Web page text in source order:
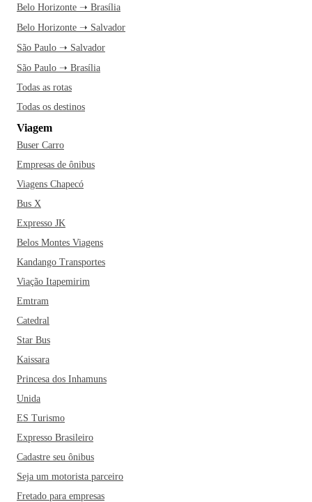
Belo Horizonte ➝ Brasília
Belo Horizonte ➝ Salvador
São Paulo ➝ Salvador
São Paulo ➝ Brasília
Todas as rotas
Todas os destinos
Viagem
Buser Carro
Empresas de ônibus
Viagens Chapecó
Bus X
Expresso JK
Belos Montes Viagens
Kandango Transportes
Viação Itapemirim
Emtram
Catedral
Star Bus
Kaissara
Princesa dos Inhamuns
Unida
ES Turismo
Expresso Brasileiro
Cadastre seu ônibus
Seja um motorista parceiro
Fretado para empresas